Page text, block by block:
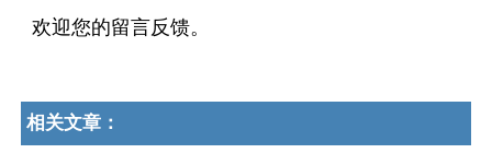
欢迎您的留言反馈。
相关文章：